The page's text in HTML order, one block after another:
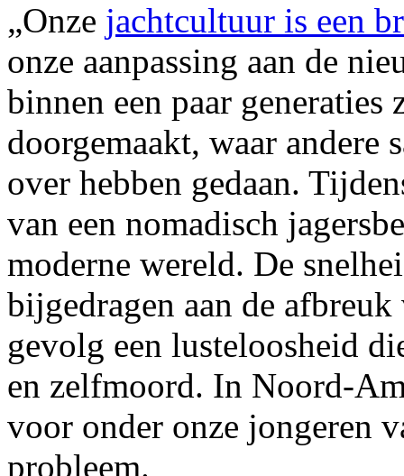
„Onze jachtcultuur is een
onze aanpassing aan de
binnen een paar
doorgemaakt, waar andere
over hebben gedaan.
van een nomadisch
moderne wereld. De
bijgedragen aan de
gevolg een lusteloosheid
en zelfmoord. In Noord-
voor onder onze jongeren
probleem.